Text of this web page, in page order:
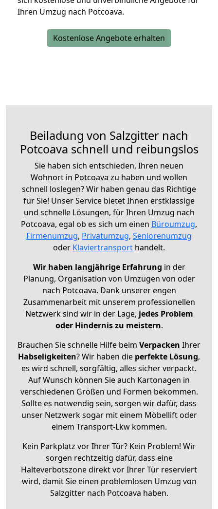
Ihren Umzug nach Potcoava.
Kostenlose Angebote erhalten
Beiladung von Salzgitter nach
Potcoava schnell und reibungslos
Sie haben sich entschieden, Ihren neuen
Wohnort in Potcoava zu haben und wollen
schnell loslegen? Wir haben genau das Richtige
für Sie! Unser Service bietet Ihnen erstklassige
und schnelle Lösungen, für Ihren Umzug nach
Potcoava, egal ob es sich um einen Büroumzug,
Firmenumzug, Privatumzug, Seniorenumzug
oder Klaviertransport handelt.
Wir haben langjährige Erfahrung in der
Planung, Organisation von Umzügen von oder
nach Potcoava. Dank unserer engen
Zusammenarbeit mit unserem professionellen
Netzwerk sind wir in der Lage, jedes Problem
oder Hindernis zu meistern.
Brauchen Sie schnelle Hilfe beim Verpacken Ihrer
Habseligkeiten? Wir haben die perfekte Lösung,
es wird schnell, sorgfältig, alles sicher verpackt.
Auf Wunsch können Sie auch Kartonagen in
verschiedenen Größen und Formen bekommen.
Sollte es notwendig sein, sorgen wir dafür, dass
unser Netzwerk sogar mit einem Möbellift oder
einem Transport-Lkw kommen.
Kein Parkplatz vor Ihrer Tür? Kein Problem! Wir
sorgen rechtzeitig dafür, dass eine
Halteverbotszone direkt vor Ihrer Tür reserviert
wird, damit Sie einen problemlosen Umzug von
Salzgitter nach Potcoava haben.